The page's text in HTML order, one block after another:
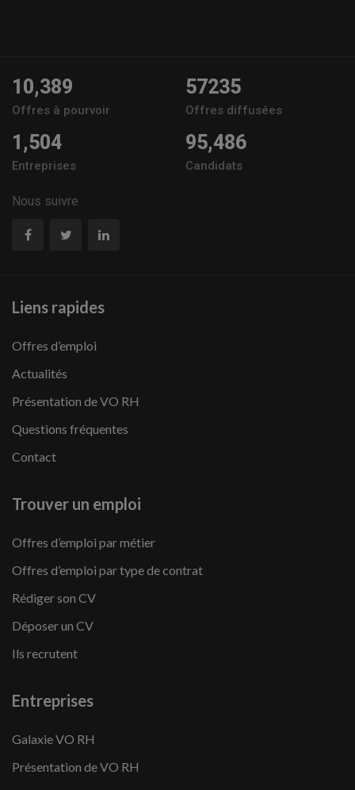
10,389
Offres à pourvoir
57235
Offres diffusées
1,504
Entreprises
95,486
Candidats
Nous suivre
Liens rapides
Offres d’emploi
Actualités
Présentation de VO RH
Questions fréquentes
Contact
Trouver un emploi
Offres d’emploi par métier
Offres d’emploi par type de contrat
Rédiger son CV
Déposer un CV
Ils recrutent
Entreprises
Galaxie VO RH
Présentation de VO RH